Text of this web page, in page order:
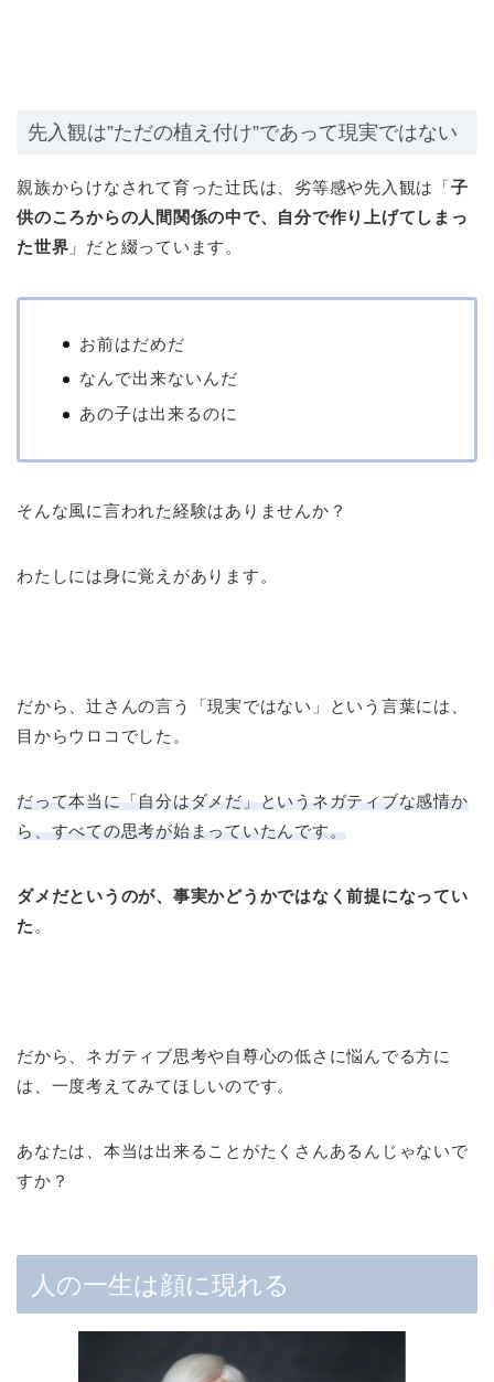
先入観は”ただの植え付け”であって現実ではない
親族からけなされて育った辻氏は、劣等感や先入観は「子
供のころからの人間関係の中で、自分で作り上げてしまっ
た世界 」だと綴っています。
お前はだめだ
なんで出来ないんだ
あの子は出来るのに
そんな風に言われた経験はありませんか？
わたしには身に覚えがあります。
だから、辻さんの言う「現実ではない」という言葉には、
目からウロコでした。
だって本当に「自分はダメだ」というネガティブな感情か
ら、すべての思考が始まっていたんです。
ダメだというのが、事実かどうかではなく前提になってい
た 。
だから、ネガティブ思考や自尊心の低さに悩んでる方に
は、一度考えてみてほしいのです。
あなたは、本当は出来ることがたくさんあるんじゃないで
すか？
人の一生は顔に現れる